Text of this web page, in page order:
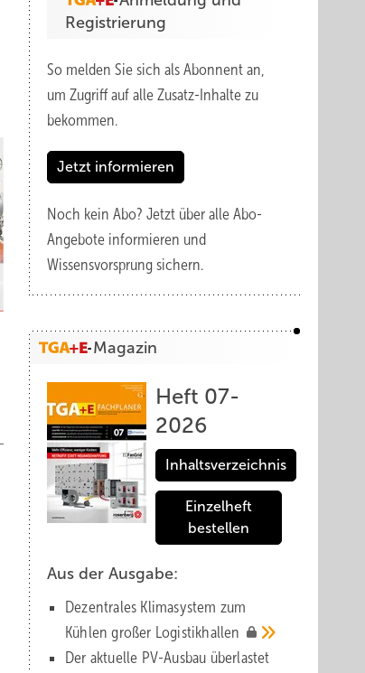
Registrierung
So melden Sie sich als Abonnent an,
um Zugriff auf alle Zusatz-Inhalte zu
bekommen.
Jetzt informieren
Noch kein Abo? Jetzt über alle Abo-
Angebote informieren und
Wissensvorsprung sichern.
Magazin
Heft 07-
2026
Inhaltsverzeichnis
Einzelheft
bestellen
Aus der Ausgabe:
Dezentrales Klimasystem zum
Kühlen großer Logistik­hallen
Der aktuelle PV-Ausbau über­lastet